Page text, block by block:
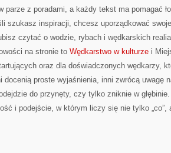
parze z poradami, a każdy tekst ma pomagać
szukasz inspiracji, chcesz uporządkować
czytać o wodzie, rybach i wędkarskich
na stronie to Wędkarstwo w kulturze i
oraz dla doświadczonych wędkarzy,
docenią proste wyjaśnienia, inni zwrócą uwagę
do przynęty, czy tylko zniknie w
i podejście, w którym liczy się nie tylko „co”,